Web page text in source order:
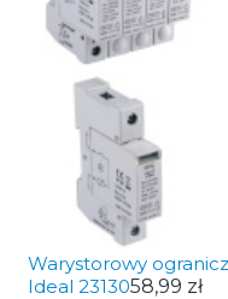
Warystorowy
Ideal 2313058,99 zł